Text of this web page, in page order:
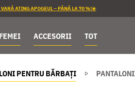
VARĂ ATING APOGEUL – PÂNĂ LA 70 %!☀️
FEMEI ACCESORII TOT
PENTRU BĂRBAȚI